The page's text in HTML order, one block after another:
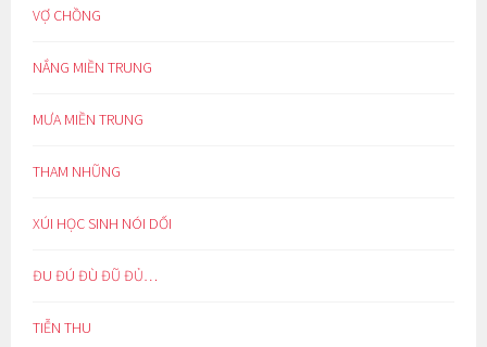
VỢ CHỒNG
NẮNG MIỀN TRUNG
MƯA MIỀN TRUNG
THAM NHŨNG
XÚI HỌC SINH NÓI DỐI
ĐU ĐÚ ĐÙ ĐŨ ĐỦ…
TIỄN THU